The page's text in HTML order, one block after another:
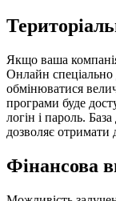
Якщо ваша
Онлайн спеціально
обмінюватися
програми буде
логін і пароль.
дозволяє отримати
Фінансова